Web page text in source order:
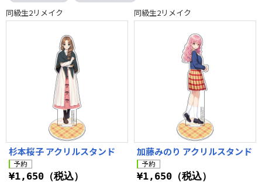
同級生2リメイク
杉本桜子 アクリルスタンド
¥1,650（税込）
同級生2リメイク
加藤みのり アクリルスタンド
¥1,650（税込）